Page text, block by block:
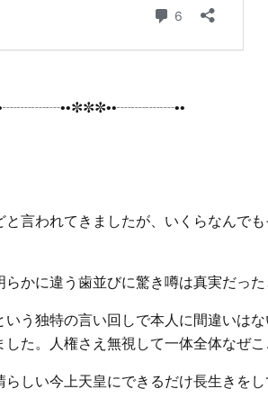
言われてきましたが、いくらなんで
かに違う歯並びに驚き噂は真実だった
う独特の言い回しで本人に間違いは
た。人権さえ無視して一体全体なぜこ
しい今上天皇にできるだけ長生きを